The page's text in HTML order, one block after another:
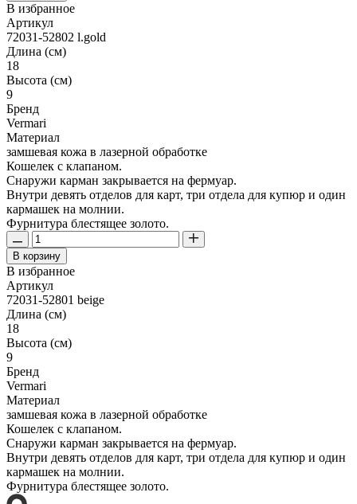
В избранное
Артикул
72031-52802 l.gold
Длина (см)
18
Высота (см)
9
Бренд
Vermari
Материал
замшевая кожа в лазерной обработке
Кошелек с клапаном.
Снаружи карман закрывается на фермуар.
Внутри девять отделов для карт, три отдела для купюр и один
кармашек на молнии.
Фурнитура блестящее золото.
В корзину
В избранное
Артикул
72031-52801 beige
Длина (см)
18
Высота (см)
9
Бренд
Vermari
Материал
замшевая кожа в лазерной обработке
Кошелек с клапаном.
Снаружи карман закрывается на фермуар.
Внутри девять отделов для карт, три отдела для купюр и один
кармашек на молнии.
Фурнитура блестящее золото.